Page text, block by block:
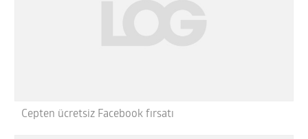
Cepten ücretsiz Facebook fırsatı